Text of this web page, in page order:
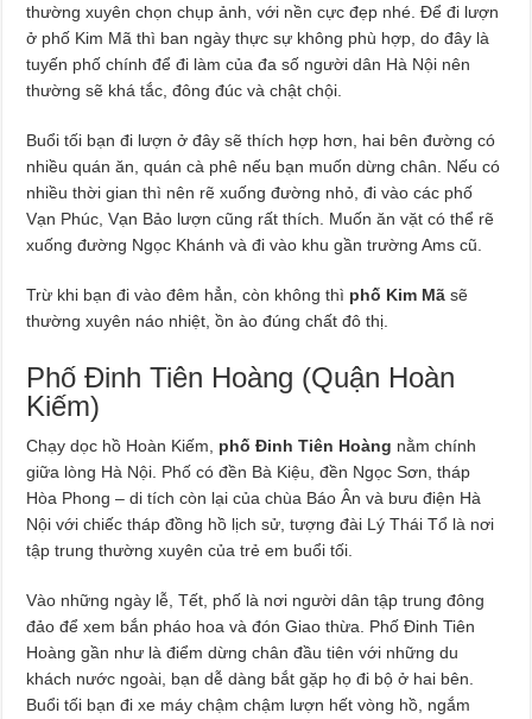
thường xuyên chọn chụp ảnh, với nền cực đẹp nhé. Để đi lượn
ở phố Kim Mã thì ban ngày thực sự không phù hợp, do đây là
tuyến phố chính để đi làm của đa số người dân Hà Nội nên
thường sẽ khá tắc, đông đúc và chật chội.
Buổi tối bạn đi lượn ở đây sẽ thích hợp hơn, hai bên đường có
nhiều quán ăn, quán cà phê nếu bạn muốn dừng chân. Nếu có
nhiều thời gian thì nên rẽ xuống đường nhỏ, đi vào các phố
Vạn Phúc, Vạn Bảo lượn cũng rất thích. Muốn ăn vặt có thể rẽ
xuống đường Ngọc Khánh và đi vào khu gần trường Ams cũ.
Trừ khi bạn đi vào đêm hẳn, còn không thì phố Kim Mãsẽ
thường xuyên náo nhiệt, ồn ào đúng chất đô thị.
Phố Đinh Tiên Hoàng (Quận Hoàn
Kiếm)
Chạy dọc hồ Hoàn Kiếm, phố Đinh Tiên Hoàng nằm chính
giữa lòng Hà Nội. Phố có đền Bà Kiệu, đền Ngọc Sơn, tháp
Hòa Phong – di tích còn lại của chùa Báo Ân và bưu điện Hà
Nội với chiếc tháp đồng hồ lịch sử, tượng đài Lý Thái Tổ là nơi
tập trung thường xuyên của trẻ em buổi tối.
Vào những ngày lễ, Tết, phố là nơi người dân tập trung đông
đảo để xem bắn pháo hoa và đón Giao thừa. Phố Đinh Tiên
Hoàng gần như là điểm dừng chân đầu tiên với những du
khách nước ngoài, bạn dễ dàng bắt gặp họ đi bộ ở hai bên.
Buổi tối bạn đi xe máy chậm chậm lượn hết vòng hồ, ngắm